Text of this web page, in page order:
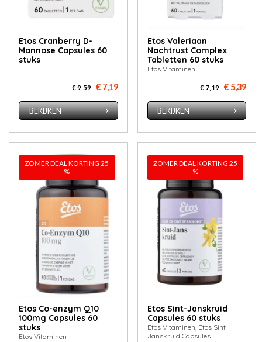
Etos Cranberry D-
Mannose Capsules 60
stuks
€ 9,59 € 7,19
BEKIJKEN
Etos Valeriaan
Nachtrust Complex
Tabletten 60 stuks
Etos Vitaminen
€ 7,19 € 5,39
BEKIJKEN
ZOMER DEAL KORTING 25
%
Etos Co-enzym Q10
100mg Capsules 60
stuks
Etos Vitaminen
ZOMER DEAL KORTING 25
%
Etos Sint-Janskruid
Capsules 60 stuks
Etos Vitaminen, Etos Sint
Janskruid Capsules